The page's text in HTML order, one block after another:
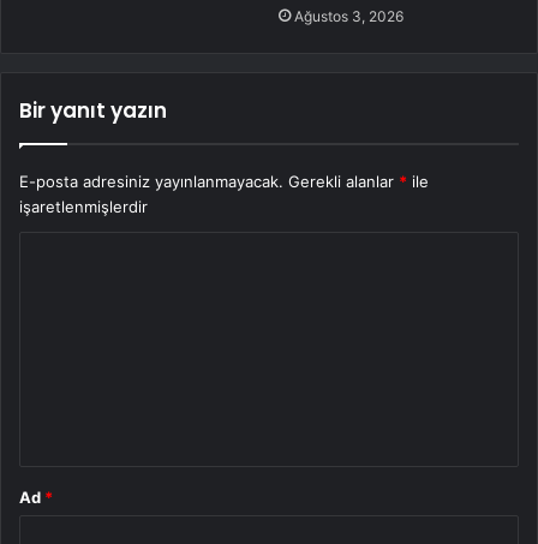
Ağustos 3, 2026
Bir yanıt yazın
E-posta adresiniz yayınlanmayacak. Gerekli alanlar * ile
işaretlenmişlerdir
Ad *